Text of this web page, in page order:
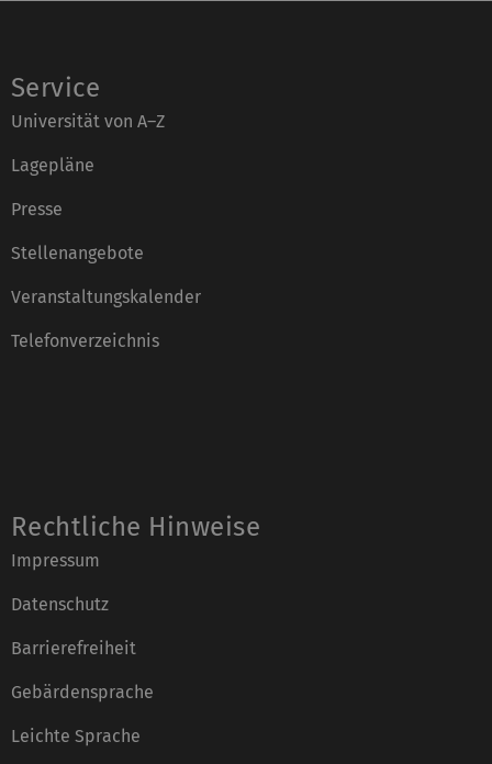
Service
Universität von A–Z
Lagepläne
Presse
Stellenangebote
Veranstaltungskalender
Telefonverzeichnis
Rechtliche Hinweise
Impressum
Datenschutz
Barrierefreiheit
Gebärdensprache
Leichte Sprache